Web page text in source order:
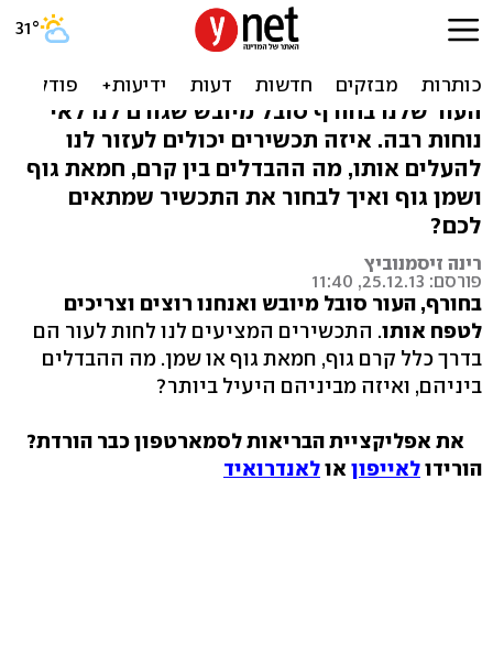
הכי יעיל נגד יובש: חמאת גוף,
קרם או שמן?
העור שלנו בחורף סובל מיובש שגורם לנו לאי
נוחות רבה. איזה תכשירים יכולים לעזור לנו
להעלים אותו, מה ההבדלים בין קרם, חמאת גוף
ושמן גוף ואיך לבחור את התכשיר שמתאים
לכם?
רינה זיסמנוביץ
פורסם: 25.12.13, 11:40
בחורף, העור סובל מיובש ואנחנו רוצים וצריכים
לטפח אותו. התכשירים המציעים לנו לחות לעור הם
בדרך כלל קרם גוף, חמאת גוף או שמן. מה ההבדלים
ביניהם, ואיזה מביניהם היעיל ביותר?
את אפליקציית הבריאות לסמארטפון כבר הורדת?
הורידולאייפון אולאנדרואיד